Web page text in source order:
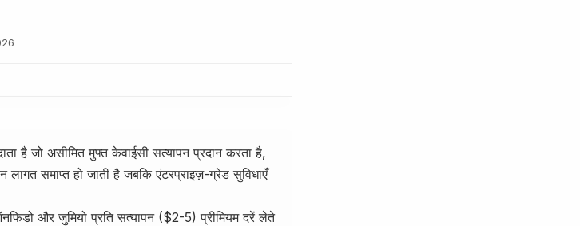
है जो असीमित मुफ्त केवाईसी सत्यापन प्रदान करता है,
लागत समाप्त हो जाती है जबकि एंटरप्राइज़-ग्रेड सुविधाएँ
और जुमियो प्रति सत्यापन ($2-5) प्रीमियम दरें लेते